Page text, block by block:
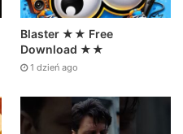
Blaster ★★ Free
Download ★★
1 dzień ago